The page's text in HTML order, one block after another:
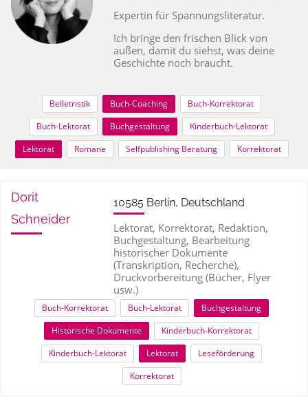
Expertin für Spannungsliteratur.
Ich bringe den frischen Blick von
außen, damit du siehst, was deine
Geschichte noch braucht.
Belletristik Buch-Coaching
Buch-Korrektorat
Buch-Lektorat
Buchgestaltung
Kinderbuch-Lektorat
Lektorat
Romane Selfpublishing Beratung Korrektorat
Dorit
Schneider
10585 Berlin, Deutschland
Lektorat, Korrektorat, Redaktion,
Buchgestaltung, Bearbeitung
historischer Dokumente
(Transkription, Recherche),
Druckvorbereitung (Bücher, Flyer
usw.)
Buch-Korrektorat Buch-Lektorat
Buchgestaltung
Historische Dokumente
Kinderbuch-Korrektorat
Kinderbuch-Lektorat
Lektorat
Leseförderung
Korrektorat